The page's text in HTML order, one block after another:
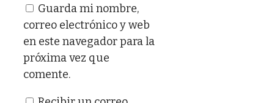
Guarda mi nombre,
correo electrónico y web
en este navegador para la
próxima vez que
comente.